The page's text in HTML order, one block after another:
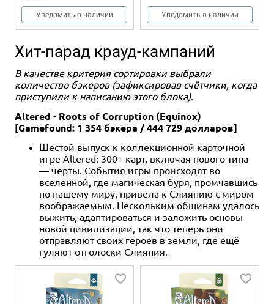
Уведомить о наличии Уведомить о наличии
"Миплы и монстры" с
дополнениями
6 980 ₽
Уведомить о наличии
Хит-парад крауд-кампаний
В качестве критерия сортировки выбрали
количество бэкеров (зафиксировав счётчики, когда
приступили к написанию этого блока).
Altered - Roots of Corruption (Equinox)
[Gamefound: 1 354 бэкера / 444 729 долларов]
Шестой выпуск к коллекционной карточной
игре Altered: 300+ карт, включая нового типа
— черты. События игры происходят во
вселенной, где магическая буря, промчавшись
по нашему миру, привела к Слиянию с миром
воображаемым. Нескольким общинам удалось
выжить, адаптироваться и заложить основы
новой цивилизации, так что теперь они
отправляют своих героев в земли, где ещё
гуляют отголоски Слияния.